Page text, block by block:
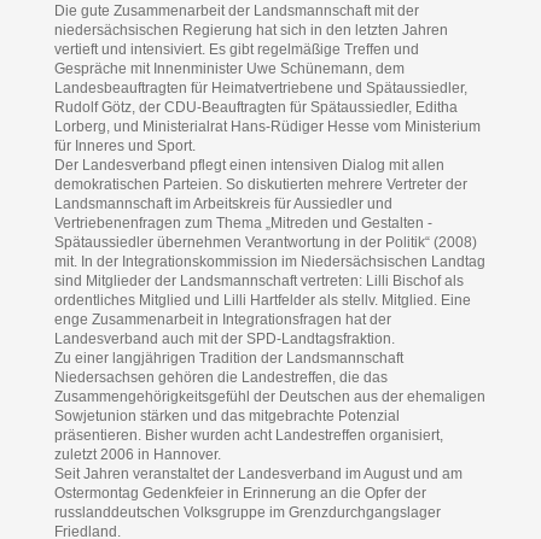
Die gute Zusammenarbeit der Landsmannschaft mit der
niedersächsischen Regierung hat sich in den letzten Jahren
vertieft und intensiviert. Es gibt regelmäßige Treffen und
Gespräche mit Innenminister Uwe Schünemann, dem
Landesbeauftragten für Heimatvertriebene und Spätaussiedler,
Rudolf Götz, der CDU-Beauftragten für Spätaussiedler, Editha
Lorberg, und Ministerialrat Hans-Rüdiger Hesse vom Ministerium
für Inneres und Sport.
Der Landesverband pflegt einen intensiven Dialog mit allen
demokratischen Parteien. So diskutierten mehrere Vertreter der
Landsmannschaft im Arbeitskreis für Aussiedler und
Vertriebenenfragen zum Thema „Mitreden und Gestalten -
Spätaussiedler übernehmen Verantwortung in der Politik“ (2008)
mit. In der Integrationskommission im Niedersächsischen Landtag
sind Mitglieder der Landsmannschaft vertreten: Lilli Bischof als
ordentliches Mitglied und Lilli Hartfelder als stellv. Mitglied. Eine
enge Zusammenarbeit in Integrationsfragen hat der
Landesverband auch mit der SPD-Landtagsfraktion.
Zu einer langjährigen Tradition der Landsmannschaft
Niedersachsen gehören die Landestreffen, die das
Zusammengehörigkeitsgefühl der Deutschen aus der ehemaligen
Sowjetunion stärken und das mitgebrachte Potenzial
präsentieren. Bisher wurden acht Landestreffen organisiert,
zuletzt 2006 in Hannover.
Seit Jahren veranstaltet der Landesverband im August und am
Ostermontag Gedenkfeier in Erinnerung an die Opfer der
russlanddeutschen Volksgruppe im Grenzdurchgangslager
Friedland.